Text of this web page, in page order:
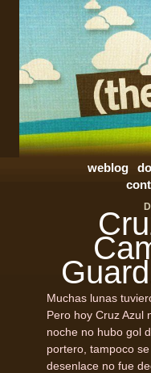
weblog
Muchas lunas
Pero hoy Cruz Azul
noche no hubo gol
portero, tampoco
desenlace no fue